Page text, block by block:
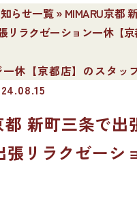
らせ一覧» MIMARU京都
リラクゼーション一休【京
休【京都店】のスタッ
都 新町三条で出
張リラクゼーシ